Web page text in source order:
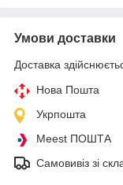
Умови доставки
Доставка
Нова Пошта
Укрпошта
Meest ПОШТА
Самовивіз зі